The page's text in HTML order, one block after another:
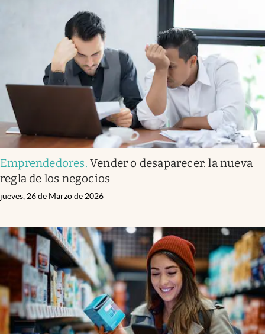
Emprendedores.Vender o desaparecer: la nueva
regla de los negocios
jueves, 26 de Marzo de 2026